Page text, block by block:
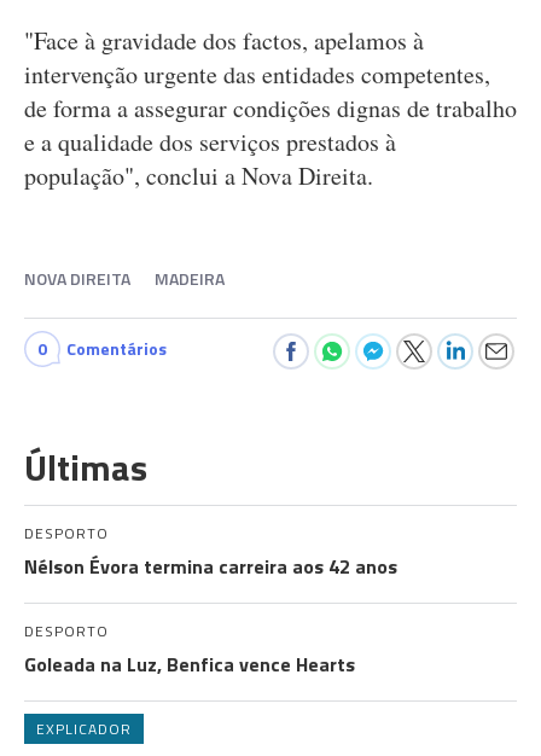
"Face à gravidade dos factos, apelamos à
intervenção urgente das entidades competentes,
de forma a assegurar condições dignas de trabalho
e a qualidade dos serviços prestados à
população", conclui a Nova Direita.
NOVA DIREITA MADEIRA
0 Comentários
Últimas
DESPORTO
Nélson Évora termina carreira aos 42 anos
DESPORTO
Goleada na Luz, Benfica vence Hearts
EXPLICADOR